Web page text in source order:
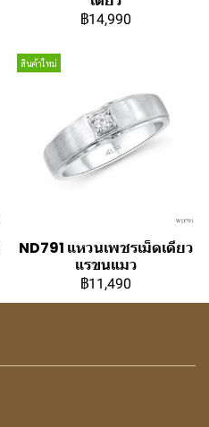
฿14,990
สินค้าใหม่
ND791 แหวนเพชรเม็ดเดียว
แรขนแมว
฿11,490